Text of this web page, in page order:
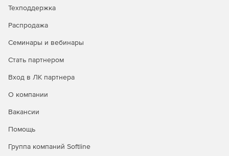
Техподдержка
Распродажа
Семинары и вебинары
Стать партнером
Вход в ЛК партнера
О компании
Вакансии
Помощь
Группа компаний Softline